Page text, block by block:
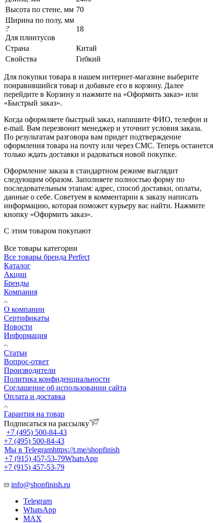
Высота по стене, мм 70
Ширина по полу, мм
?
Для плинтусов
18
Страна
Китай
Свойства
Гибкий
Для покупки товара в нашем интернет-магазине выберите
понравившийся товар и добавьте его в корзину. Далее
перейдите в Корзину и нажмите на «Оформить заказ» или
«Быстрый заказ».
Когда оформляете быстрый заказ, напишите ФИО, телефон и
e-mail. Вам перезвонит менеджер и уточнит условия заказа.
По результатам разговора вам придет подтверждение
оформления товара на почту или через СМС. Теперь останется
только ждать доставки и радоваться новой покупке.
Оформление заказа в стандартном режиме выглядит
следующим образом. Заполняете полностью форму по
последовательным этапам: адрес, способ доставки, оплаты,
данные о себе. Советуем в комментарии к заказу написать
информацию, которая поможет курьеру вас найти. Нажмите
кнопку «Оформить заказ».
С этим товаром покупают
Все товары категории
Все товары бренда Perfect
Каталог
Акции
Бренды
Компания
О компании
Сертификаты
Новости
Информация
Статьи
Вопрос-ответ
Производители
Политика конфиденциальности
Соглашение об использовании сайта
Оплата и доставка
Гарантия на товар
Подписаться на рассылку
+7 (495) 500-84-43
+7 (495) 500-84-43
Мы в Telegramhttps://t.me/shopfinish
+7 (915) 457-53-79WhatsApp
+7 (915) 457-53-79
info@shopfinish.ru
Telegram
WhatsApp
MAX